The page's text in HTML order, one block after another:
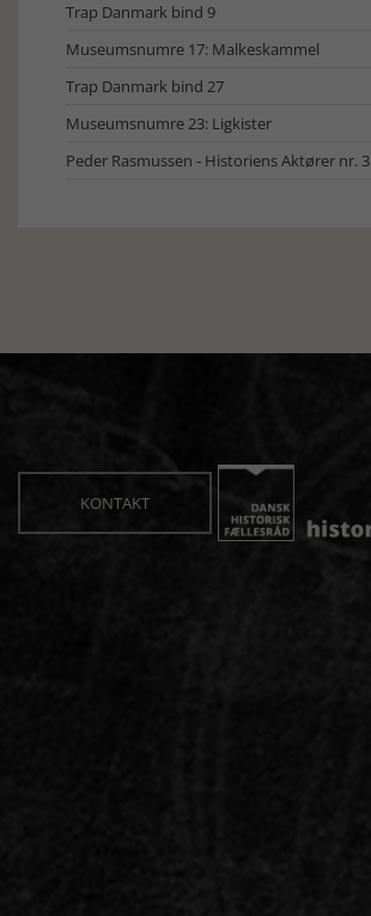
Trap Danmark bind 9
Museumsnumre 17: Malkeskammel
Trap Danmark bind 27
Museumsnumre 23: Ligkister
Peder Rasmussen - Historiens Aktører nr. 3
KONTAKT